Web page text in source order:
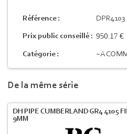
Référence : DPR4103
Prix public conseillé : 950.17 €
Catégorie : ~A
De la même série
DH PIPE CUMBERLAND GR4 4105
9MM